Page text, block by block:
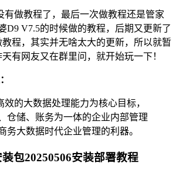
有做教程了，最后一次做教程还是管家
D9 V7.5的时候做的教程，后期又更新了
程，其实并无啥太大的更新，所以就暂
有网友又在群里问，就开始玩一下！
效的大数据处理能力为核心目标，
仓储、账务为一体的企业内部管理
务大数据时代企业管理的利器。
包20250506安装部署教程